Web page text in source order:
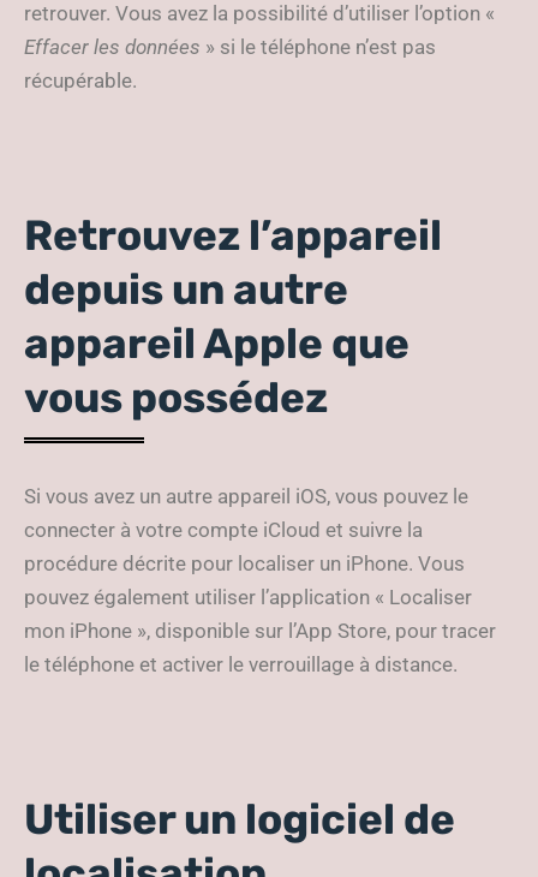
retrouver. Vous avez la possibilité d’utiliser l’option «
Effacer les données » si le téléphone n’est pas
récupérable.
Retrouvez l’appareil
depuis un autre
appareil Apple que
vous possédez
Si vous avez un autre appareil iOS, vous pouvez le
connecter à votre compte iCloud et suivre la
procédure décrite pour localiser un iPhone. Vous
pouvez également utiliser l’application « Localiser
mon iPhone », disponible sur l’App Store, pour tracer
le téléphone et activer le verrouillage à distance.
Utiliser un logiciel de